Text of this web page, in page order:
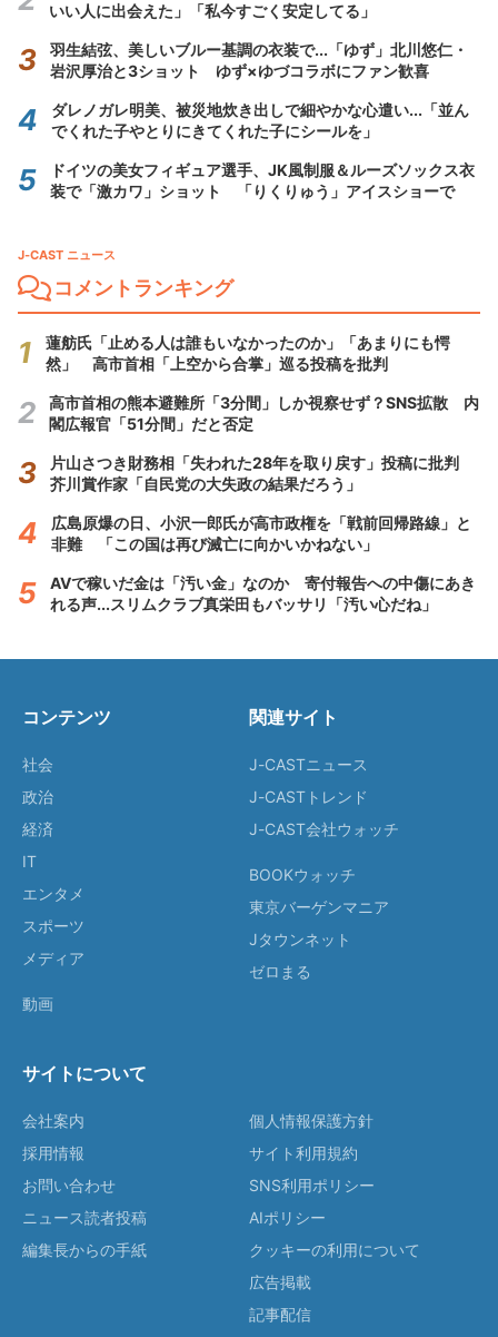
いい人に出会えた」「私今すごく安定してる」
羽生結弦、美しいブルー基調の衣装で...「ゆず」北川悠仁・
岩沢厚治と3ショット ゆず×ゆづコラボにファン歓喜
ダレノガレ明美、被災地炊き出しで細やかな心遣い...「並ん
でくれた子やとりにきてくれた子にシールを」
ドイツの美女フィギュア選手、JK風制服＆ルーズソックス衣
装で「激カワ」ショット 「りくりゅう」アイスショーで
J-CAST ニュース
コメントランキング
蓮舫氏「止める人は誰もいなかったのか」「あまりにも愕
然」 高市首相「上空から合掌」巡る投稿を批判
高市首相の熊本避難所「3分間」しか視察せず？SNS拡散 内
閣広報官「51分間」だと否定
片山さつき財務相「失われた28年を取り戻す」投稿に批判
芥川賞作家「自民党の大失政の結果だろう」
広島原爆の日、小沢一郎氏が高市政権を「戦前回帰路線」と
非難 「この国は再び滅亡に向かいかねない」
AVで稼いだ金は「汚い金」なのか 寄付報告への中傷にあき
れる声...スリムクラブ真栄田もバッサリ「汚い心だね」
コンテンツ
社会
政治
経済
IT
エンタメ
スポーツ
メディア
動画
関連サイト
J-CASTニュース
J-CASTトレンド
J-CAST会社ウォッチ
BOOKウォッチ
東京バーゲンマニア
Jタウンネット
ゼロまる
サイトについて
会社案内
採用情報
お問い合わせ
ニュース読者投稿
編集長からの手紙
個人情報保護方針
サイト利用規約
SNS利用ポリシー
AIポリシー
クッキーの利用について
広告掲載
記事配信